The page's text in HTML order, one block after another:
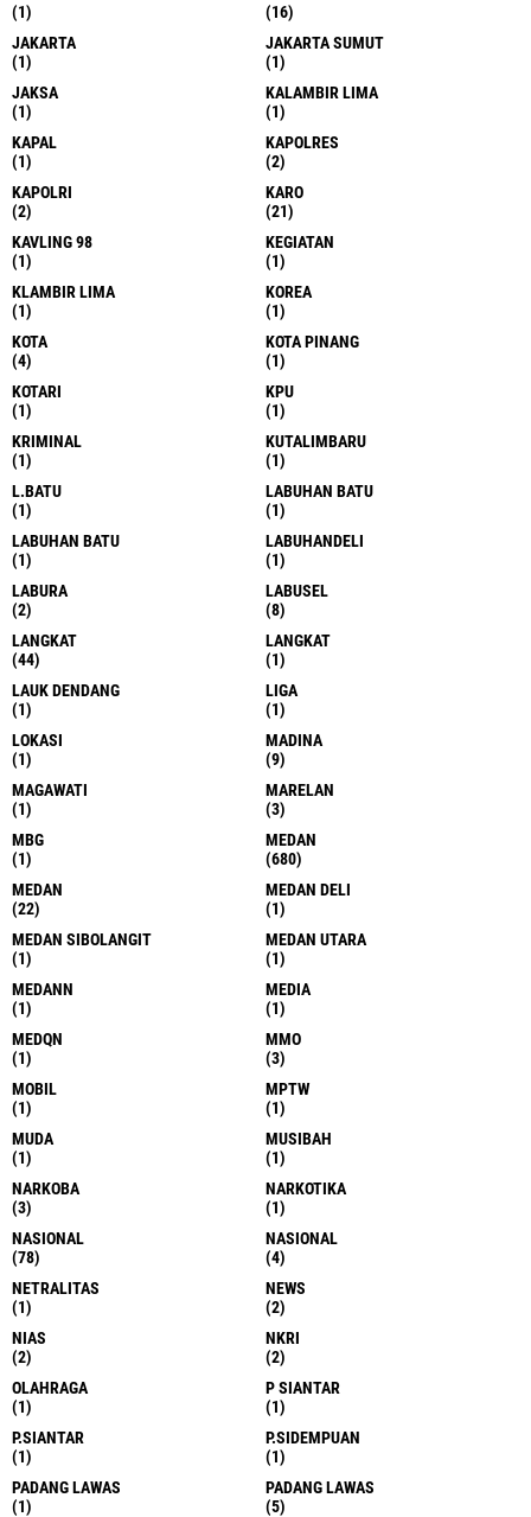
(1)
(16)
JAKARTA
(1)
JAKARTA SUMUT
(1)
JAKSA
(1)
KALAMBIR LIMA
(1)
KAPAL
(1)
KAPOLRES
(2)
KAPOLRI
(2)
KARO
(21)
KAVLING 98
(1)
KEGIATAN
(1)
KLAMBIR LIMA
(1)
KOREA
(1)
KOTA
(4)
KOTA PINANG
(1)
KOTARI
(1)
KPU
(1)
KRIMINAL
(1)
KUTALIMBARU
(1)
L.BATU
(1)
LABUHAN BATU
(1)
LABUHAN BATU
(1)
LABUHANDELI
(1)
LABURA
(2)
LABUSEL
(8)
LANGKAT
(44)
LANGKAT
(1)
LAUK DENDANG
(1)
LIGA
(1)
LOKASI
(1)
MADINA
(9)
MAGAWATI
(1)
MARELAN
(3)
MBG
(1)
MEDAN
(680)
MEDAN
(22)
MEDAN DELI
(1)
MEDAN SIBOLANGIT
(1)
MEDAN UTARA
(1)
MEDANN
(1)
MEDIA
(1)
MEDQN
(1)
MMO
(3)
MOBIL
(1)
MPTW
(1)
MUDA
(1)
MUSIBAH
(1)
NARKOBA
(3)
NARKOTIKA
(1)
NASIONAL
(78)
NASIONAL
(4)
NETRALITAS
(1)
NEWS
(2)
NIAS
(2)
NKRI
(2)
OLAHRAGA
(1)
P SIANTAR
(1)
P.SIANTAR
(1)
P.SIDEMPUAN
(1)
PADANG LAWAS
(1)
PADANG LAWAS
(5)